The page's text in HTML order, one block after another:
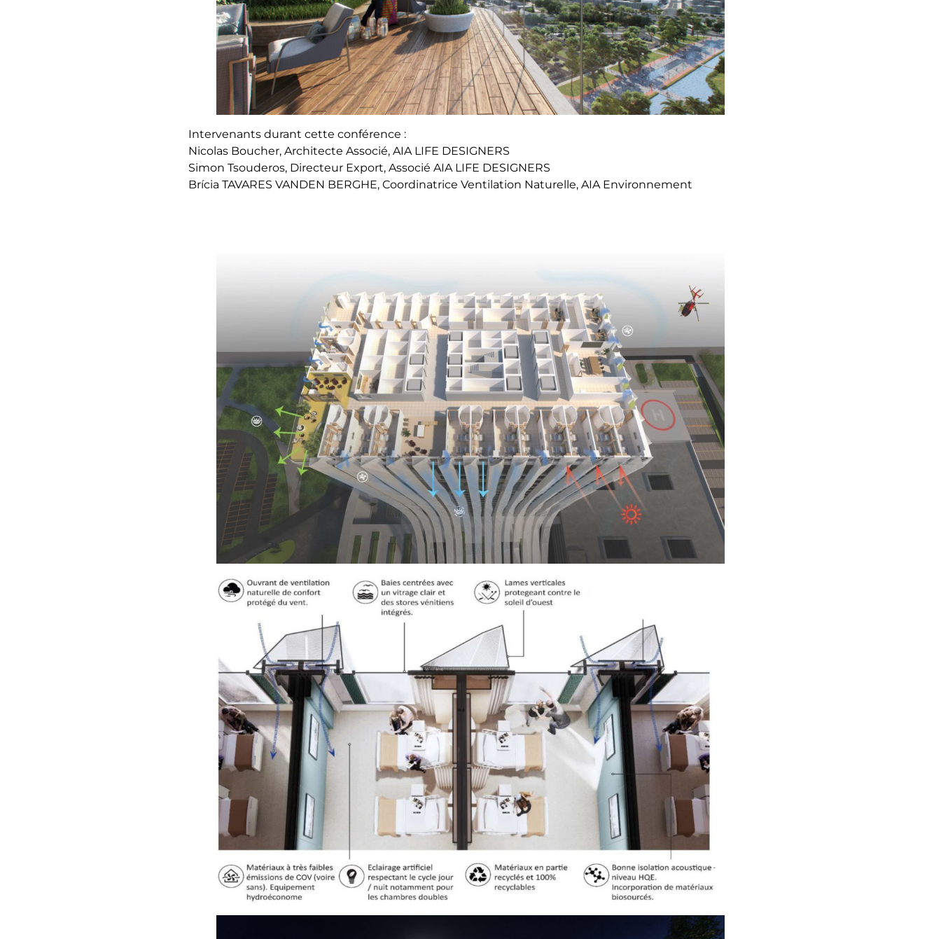
Intervenants durant cette conférence :
Nicolas Boucher, Architecte Associé, AIA LIFE DESIGNERS
Simon Tsouderos, Directeur Export, Associé AIA LIFE DESIGNERS
Brícia TAVARES VANDEN BERGHE, Coordinatrice Ventilation Naturelle, AIA Environnement